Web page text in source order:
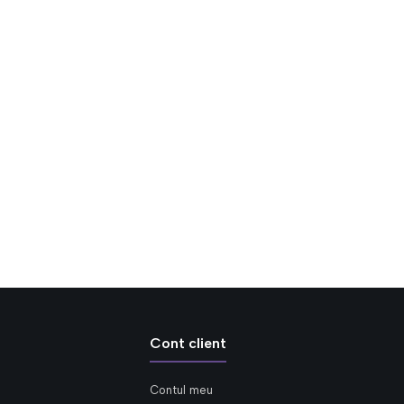
Cont client
Contul meu